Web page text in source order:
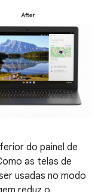
do painel de
as telas de
usadas no modo